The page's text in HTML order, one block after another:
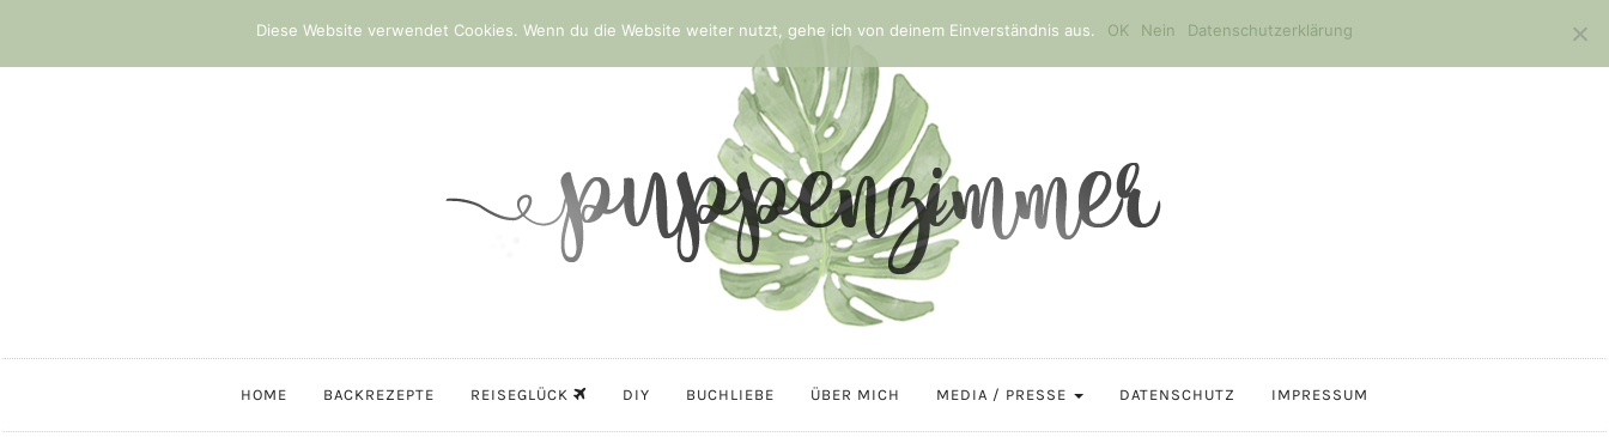
HOME BACKREZEPTE REISEGLÜCK DIY BUCHLIEBE ÜBER MICH MEDIA / PRESSE DATENSCHUTZ IMPRESSUM
Diese Website verwendet Cookies. Wenn du die Website weiter nutzt, gehe ich von deinem Einverständnis aus. OK Nein Datenschutzerklärung